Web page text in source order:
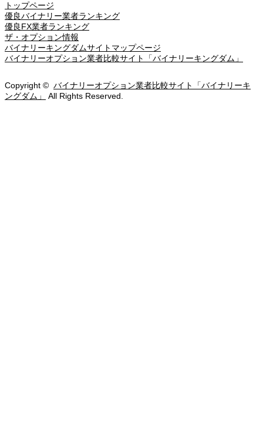
トップページ
優良バイナリー業者ランキング
優良FX業者ランキング
ザ・オプション情報
バイナリーキングダムサイトマップページ
バイナリーオプション業者比較サイト「バイナリーキングダム」
Copyright © バイナリーオプション業者比較サイト「バイナリーキ
ングダム」
All Rights Reserved.